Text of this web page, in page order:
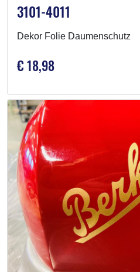
3101-4011
Dekor Folie Daumenschutz
€ 18,98